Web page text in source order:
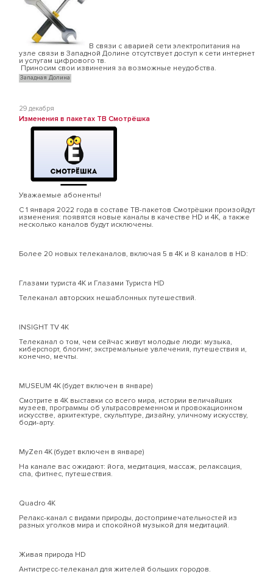
В связи с аварией сети электропитания на
узле связи в Западной Долине отсутствует доступ к сети интернет
и услугам цифрового тв.
Приносим свои извинения за возможные неудобства.
Западная Долина
29 декабря
Изменения в пакетах ТВ Смотрёшка
Уважаемые абоненты!
С 1 января 2022 года в составе ТВ-пакетов Смотрёшки произойдут
изменения: появятся новые каналы в качестве HD и 4К, а также
несколько каналов будут исключены.
Более 20 новых телеканалов, включая 5 в 4К и 8 каналов в HD:
Глазами туриста 4К и Глазами Туриста HD
Телеканал авторских нешаблонных путешествий.
INSIGHT TV 4K
Телеканал о том, чем сейчас живут молодые люди: музыка,
киберспорт, блогинг, экстремальные увлечения, путешествия и,
конечно, мечты.
MUSEUM 4К (будет включен в январе)
Смотрите в 4К выставки со всего мира, истории величайших
музеев, программы об ультрасовременном и провокационном
искусстве, архитектуре, скульптуре, дизайну, уличному искусству,
боди-арту.
MyZen 4К (будет включен в январе)
На канале вас ожидают: йога, медитация, массаж, релаксация,
спа, фитнес, путешествия.
Quadro 4К
Релакс-канал с видами природы, достопримечательностей из
разных уголков мира и спокойной музыкой для медитаций.
Живая природа HD
Антистресс-телеканал для жителей больших городов.